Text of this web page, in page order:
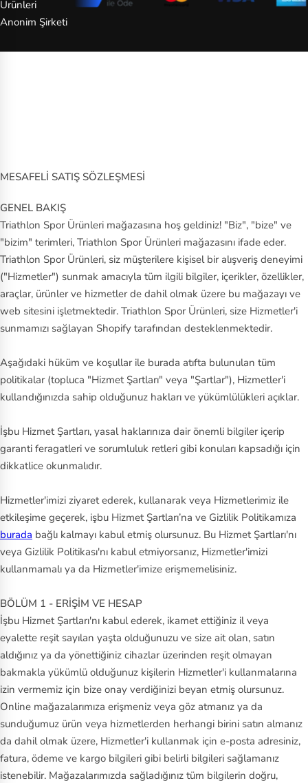
W
fs
or
t
La
e
re
ll
e
w
B
an
ce
Ni
ke
cc
O
ak
le
y
P
u
m
Ürünleri
Anonim Şirketi
MESAFELİ SATIŞ SÖZLEŞMESİ
GENEL BAKIŞ
Triathlon Spor Ürünleri mağazasına hoş geldiniz! "Biz", "bize" ve
"bizim" terimleri, Triathlon Spor Ürünleri mağazasını ifade eder.
Triathlon Spor Ürünleri, siz müşterilere kişisel bir alışveriş deneyimi
("Hizmetler") sunmak amacıyla tüm ilgili bilgiler, içerikler, özellikler,
araçlar, ürünler ve hizmetler de dahil olmak üzere bu mağazayı ve
web sitesini işletmektedir. Triathlon Spor Ürünleri, size Hizmetler'i
sunmamızı sağlayan Shopify tarafından desteklenmektedir.
Aşağıdaki hüküm ve koşullar ile burada atıfta bulunulan tüm
politikalar (topluca "Hizmet Şartları" veya "Şartlar"), Hizmetler'i
kullandığınızda sahip olduğunuz hakları ve yükümlülükleri açıklar.
İşbu Hizmet Şartları, yasal haklarınıza dair önemli bilgiler içerip
garanti feragatleri ve sorumluluk retleri gibi konuları kapsadığı için
dikkatlice okunmalıdır.
Hizmetler'imizi ziyaret ederek, kullanarak veya Hizmetlerimiz ile
etkileşime geçerek, işbu Hizmet Şartları’na ve Gizlilik Politikamıza
burada bağlı kalmayı kabul etmiş olursunuz. Bu Hizmet Şartları'nı
veya Gizlilik Politikası'nı kabul etmiyorsanız, Hizmetler'imizi
kullanmamalı ya da Hizmetler'imize erişmemelisiniz.
BÖLÜM 1 - ERİŞİM VE HESAP
İşbu Hizmet Şartları'nı kabul ederek, ikamet ettiğiniz il veya
eyalette reşit sayılan yaşta olduğunuzu ve size ait olan, satın
aldığınız ya da yönettiğiniz cihazlar üzerinden reşit olmayan
bakmakla yükümlü olduğunuz kişilerin Hizmetler'i kullanmalarına
izin vermemiz için bize onay verdiğinizi beyan etmiş olursunuz.
Online mağazalarımıza erişmeniz veya göz atmanız ya da
sunduğumuz ürün veya hizmetlerden herhangi birini satın almanız
da dahil olmak üzere, Hizmetler'i kullanmak için e-posta adresiniz,
fatura, ödeme ve kargo bilgileri gibi belirli bilgileri sağlamanız
istenebilir. Mağazalarımızda sağladığınız tüm bilgilerin doğru,